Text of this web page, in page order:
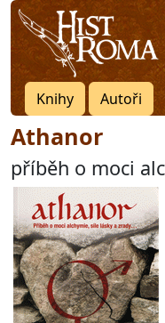
Knihy Autoři
Athanor
příběh o moci